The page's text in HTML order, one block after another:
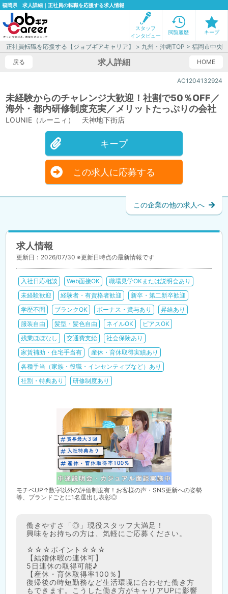
福岡県 求人詳細｜正社員の転職を応援する求人情報
スタッフ
インタビュー
閲覧履歴 キープ
正社員転職を応援する【ジョブギアキャリア】 > 九州・沖縄TOP >福岡市中央
戻る
HOME
求人詳細
AC1204132924
未経験からのチャレンジ大歓迎！社割で50％OFF／
海外・都内研修制度充実／メリットたっぷりの会社
LOUNIE（ルーニィ） 天神地下街店
キープ
この求人に応募する
この企業の他の求人へ
求人情報
更新日：2026/07/30 ※更新日時点の最新情報です
入社日応相談 Web面接OK
職場見学OKまたは説明会あり
未経験歓迎
経験者・有資格者歓迎
新卒・第二新卒歓迎
学歴不問
ブランクOK ボーナス・賞与あり
昇給あり
服装自由
髪型・髪色自由 ネイルOK
ピアスOK
残業ほぼなし
交通費支給
社会保険あり
家賃補助・住宅手当有
産休・育休取得実績あり
各種手当（家族・役職・インセンティブなど）あり
社割・特典あり
研修制度あり
モチベUP↑数字以外の評価制度有！お客様の声・SNS更新への姿勢
等、ブランドごとに1名選出し表彰◎
働きやすさ「◎」現役スタッフ大満足！
興味をお持ちの方は、気軽にご応募ください。
☆☆☆ポイント☆☆☆
【結婚休暇の連休可】
5日連休の取得可能♪
【産休・育休取得率100％】
復帰後の時短勤務など生活環境に合わせた働き方
もできます。こうした働き方がキャリアUPに影響